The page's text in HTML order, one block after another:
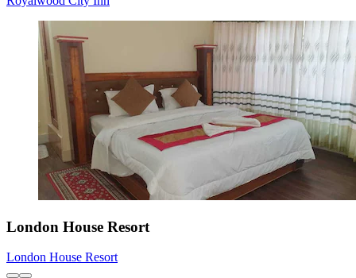
London House Resort
London House Resort